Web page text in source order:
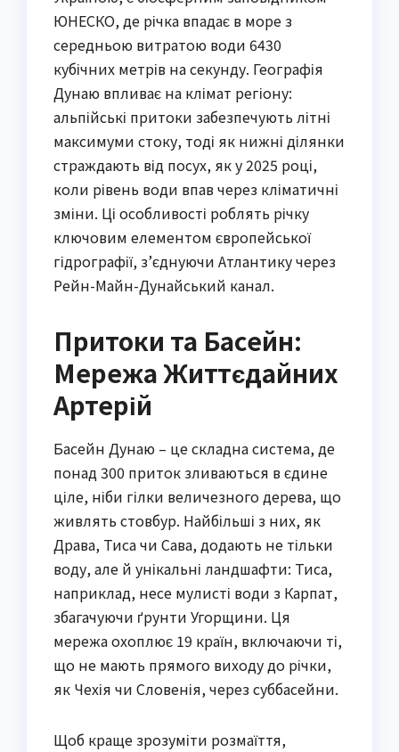
ЮНЕСКО, де річка впадає в море з
середньою витратою води 6430
кубічних метрів на секунду. Географія
Дунаю впливає на клімат регіону:
альпійські притоки забезпечують літні
максимуми стоку, тоді як нижні ділянки
страждають від посух, як у 2025 році,
коли рівень води впав через кліматичні
зміни. Ці особливості роблять річку
ключовим елементом європейської
гідрографії, з’єднуючи Атлантику через
Рейн-Майн-Дунайський канал.
Притоки та Басейн:
Мережа Життєдайних
Артерій
Басейн Дунаю – це складна система, де
понад 300 приток зливаються в єдине
ціле, ніби гілки величезного дерева, що
живлять стовбур. Найбільші з них, як
Драва, Тиса чи Сава, додають не тільки
воду, але й унікальні ландшафти: Тиса,
наприклад, несе мулисті води з Карпат,
збагачуючи ґрунти Угорщини. Ця
мережа охоплює 19 країн, включаючи ті,
що не мають прямого виходу до річки,
як Чехія чи Словенія, через суббасейни.
Щоб краще зрозуміти розмаїття,